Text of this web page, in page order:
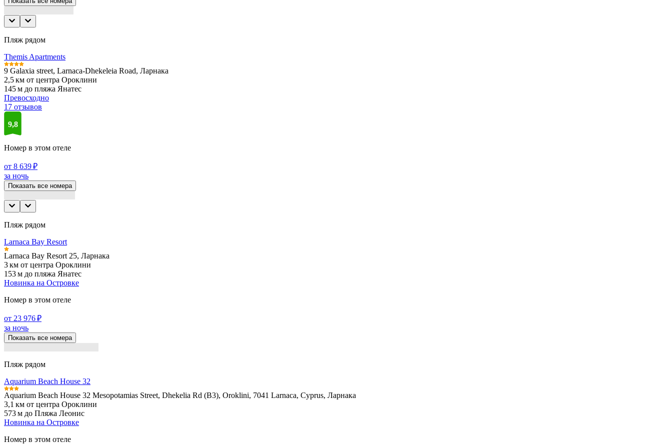
Пляж рядом
Themis Apartments
9 Galaxia street, Larnaca-Dhekeleia Road, Ларнака
2,5 км от центра Ороклини
145 м до пляжа Янатес
Превосходно
17 отзывов
9,8
Номер в этом отеле
от 8 639 ₽
за ночь
Показать все номера
Пляж рядом
Larnaca Bay Resort
Larnaca Bay Resort 25, Ларнака
3 км от центра Ороклини
153 м до пляжа Янатес
Новинка на Островке
Номер в этом отеле
от 23 976 ₽
за ночь
Показать все номера
Пляж рядом
Aquarium Beach House 32
Aquarium Beach House 32 Mesopotamias Street, Dhekelia Rd (B3), Oroklini, 7041 Larnaca, Cyprus, Ларнака
3,1 км от центра Ороклини
573 м до Пляжа Леонис
Новинка на Островке
Номер в этом отеле